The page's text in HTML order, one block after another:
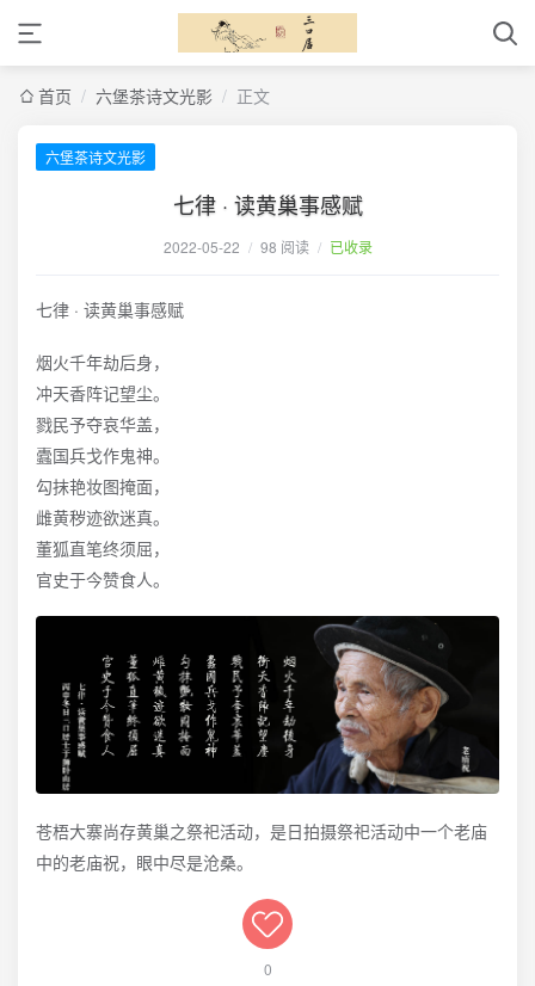
首页 / 六堡茶诗文光影 / 正文
六堡茶诗文光影
七律 · 读黄巢事感赋
2022-05-22 / 98 阅读 / 已收录
七律 · 读黄巢事感赋
烟火千年劫后身，
冲天香阵记望尘。
戮民予夺哀华盖，
蠹国兵戈作鬼神。
勾抹艳妆图掩面，
雌黄秽迹欲迷真。
董狐直笔终须屈，
官史于今赞食人。
苍梧大寨尚存黄巢之祭祀活动，是日拍摄祭祀活动中一个老庙
中的老庙祝，眼中尽是沧桑。
0